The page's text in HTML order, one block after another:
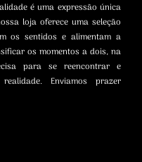
é uma expressão única
loja oferece uma seleção
os sentidos e alimentam a
os momentos a dois, na
para se reencontrar e
Enviamos prazer